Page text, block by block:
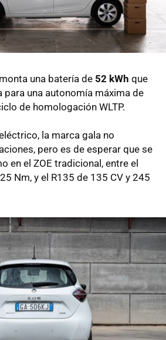
una batería de 52 kWh que
para una autonomía máxima de
de homologación WLTP.
la marca gala no
pero es de esperar que se
en el ZOE tradicional, entre el
Nm, y el R135 de 135 CV y 245